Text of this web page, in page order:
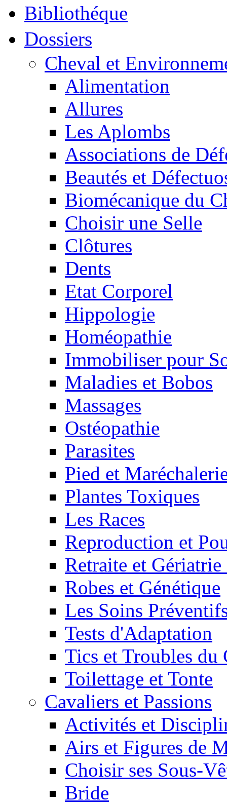
Bibliothéque
Dossiers
Cheval et
Alimentation
Allures
Les Aplombs
Associations de
Beautés et
Biomécanique du
Choisir une Selle
Clôtures
Dents
Etat Corporel
Hippologie
Homéopathie
Immobiliser pour
Maladies et Bobos
Massages
Ostéopathie
Parasites
Pied et
Plantes Toxiques
Les Races
Reproduction et
Retraite et
Robes et Génétique
Les Soins
Tests d'Adaptation
Tics et Troubles du
Toilettage et Tonte
Cavaliers et Passions
Activités et
Airs et Figures de
Choisir ses Sous-
Bride